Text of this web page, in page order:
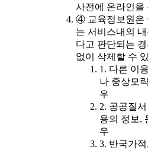
사전에 온라인을
④ 교육정보원은
는 서비스내의
다고 판단되는
없이 삭제할 수
1. 다른 이
나 중상모
우
2. 공공질
용의 정보,
우
3. 반국가